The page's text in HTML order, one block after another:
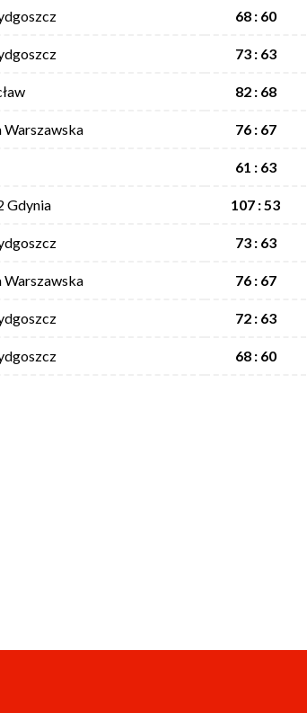
68 : 60
73 : 63
82 : 68
Warszawska 76 : 67
61 : 63
Gdynia 107 : 53
73 : 63
Warszawska 76 : 67
72 : 63
68 : 60